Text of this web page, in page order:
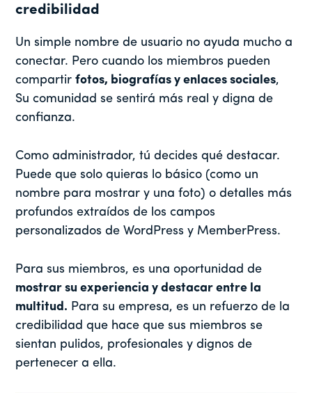
credibilidad
Un simple nombre de usuario no ayuda mucho a
conectar. Pero cuando los miembros pueden
compartirfotos, biografías y enlaces sociales,
Su comunidad se sentirá más real y digna de
confianza.
Como administrador, tú decides qué destacar.
Puede que solo quieras lo básico (como un
nombre para mostrar y una foto) o detalles más
profundos extraídos de los campos
personalizados de WordPress y MemberPress.
Para sus miembros, es una oportunidad de
mostrar su experiencia y destacar entre la
multitud. Para su empresa, es un refuerzo de la
credibilidad que hace que sus miembros se
sientan pulidos, profesionales y dignos de
pertenecer a ella.